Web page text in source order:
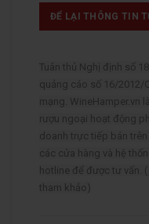
ĐỂ LẠI THÔNG TIN
Tuân thủ Nghị định số
quảng cáo số 16/2012/
mạng. WineHamper.vn
rượu ngoại hoạt động
doanh trực tiếp bán
các cửa hàng và hệ
hotline để được tư vấn.
tham khảo)